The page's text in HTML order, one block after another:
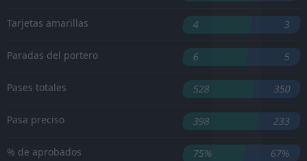
Tarjetas amarillas 4 3
Paradas del portero 6 5
Pases totales 528 350
Pasa preciso 398 233
% de aprobados 75% 67%